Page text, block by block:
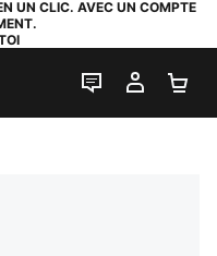
UN CLIC. AVEC UN COMPTE
LIVE CHAT
MON